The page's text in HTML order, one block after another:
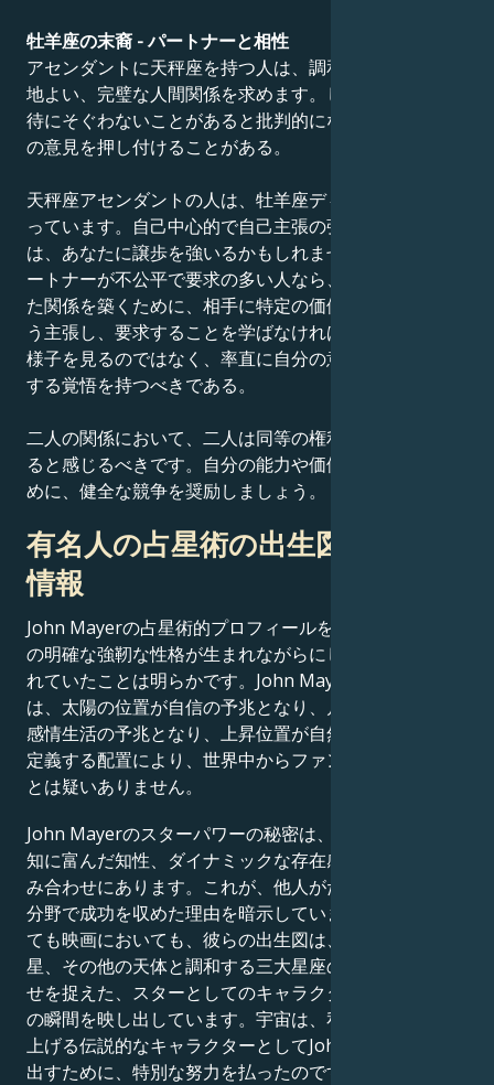
牡羊座の末裔 - パートナーと相性
アセンダントに天秤座を持つ人は、調和がとれていて心
地よい、完璧な人間関係を求めます。しかし、自分の期
待にそぐわないことがあると批判的になり、相手に自分
の意見を押し付けることがある。
天秤座アセンダントの人は、牡羊座ディセンダントを持
っています。自己中心的で自己主張の強いパートナー
は、あなたに譲歩を強いるかもしれません。しかし、パ
ートナーが不公平で要求の多い人なら、バランスの取れ
た関係を築くために、相手に特定の価値観を尊重するよ
う主張し、要求することを学ばなければならない。常に
様子を見るのではなく、率直に自分の意見を述べ、対立
する覚悟を持つべきである。
二人の関係において、二人は同等の権利を持つ人間であ
ると感じるべきです。自分の能力や価値観を自覚するた
めに、健全な競争を奨励しましょう。
有名人の占星術の出生図に関する
情報
John Mayerの占星術的プロフィールを考慮すると、そ
の明確な強靭な性格が生まれながらにして栄光を約束さ
れていたことは明らかです。John Mayerのスター性
は、太陽の位置が自信の予兆となり、月の位置が豊かな
感情生活の予兆となり、上昇位置が自然なカリスマ性を
定義する配置により、世界中からファンを引き寄せるこ
とは疑いありません。
John Mayerのスターパワーの秘密は、偉大な性格、機
知に富んだ知性、ダイナミックな存在感を示す天体の組
み合わせにあります。これが、他人がただ夢見るだけの
分野で成功を収めた理由を暗示しています。人生におい
ても映画においても、彼らの出生図は、水星、金星、火
星、その他の天体と調和する三大星座の完璧な組み合わ
せを捉えた、スターとしてのキャラクターを形作る究極
の瞬間を映し出しています。宇宙は、私たちが思わず見
上げる伝説的なキャラクターとしてJohn Mayerを生み
出すために、特別な努力を払ったのです。